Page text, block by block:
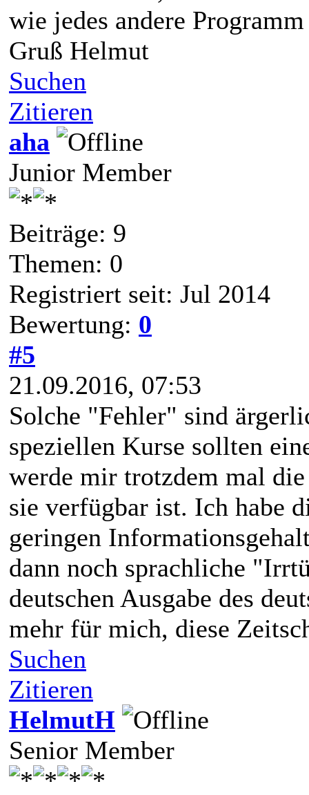
wie jedes andere
Gruß Helmut
Suchen
Zitieren
aha
Junior Member
Beiträge: 9
Themen: 0
Registriert seit: Jul 2014
Bewertung: 0
#5
21.09.2016, 07:53
Solche "Fehler" sind
speziellen Kurse sollten
werde mir trotzdem mal
sie verfügbar ist. Ich habe
geringen
dann noch sprachliche
deutschen Ausgabe des
mehr für mich, diese
Suchen
Zitieren
HelmutH
Senior Member